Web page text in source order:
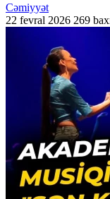
Cəmiyyət
22 fevral 2026 269